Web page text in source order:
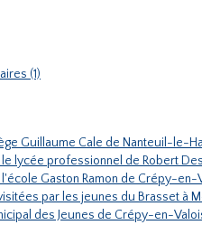
(1)
Guillaume Cale de Nanteuil-le-
le lycée professionnel de Robert
Gaston Ramon de Crépy-en-
par les jeunes du Brasset à
des Jeunes de Crépy-en-